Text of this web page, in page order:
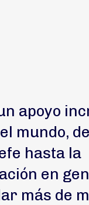
apoyo
mundo,
hasta la
en
más de